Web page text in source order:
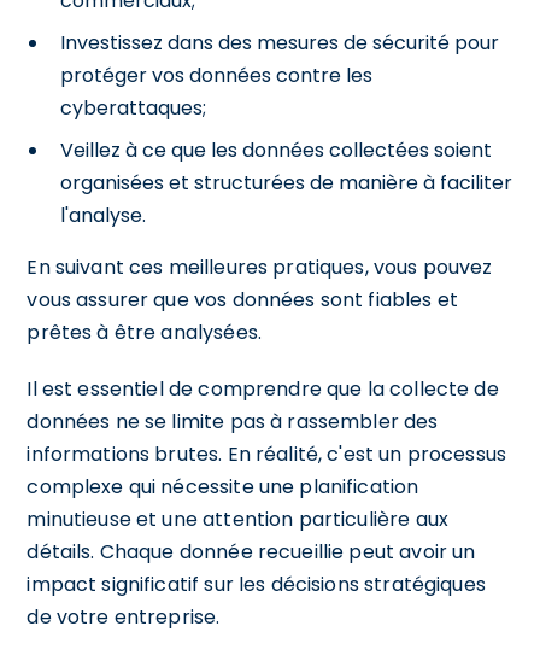
Investissez dans des mesures de sécurité pour
protéger vos données contre les
cyberattaques;
Veillez à ce que les données collectées soient
organisées et structurées de manière à faciliter
l'analyse.
En suivant ces meilleures pratiques, vous pouvez
vous assurer que vos données sont fiables et
prêtes à être analysées.
Il est essentiel de comprendre que la collecte de
données ne se limite pas à rassembler des
informations brutes. En réalité, c'est un processus
complexe qui nécessite une planification
minutieuse et une attention particulière aux
détails. Chaque donnée recueillie peut avoir un
impact significatif sur les décisions stratégiques
de votre entreprise.